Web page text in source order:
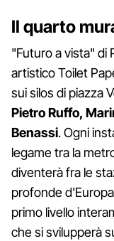
Il quarto
"Futuro a vista" di
artistico Toilet
sui silos di piazza
Pietro Ruffo,
Benassi. Ogni
legame tra la
diventerà fra le
profonde
primo livello
che si svilupperà